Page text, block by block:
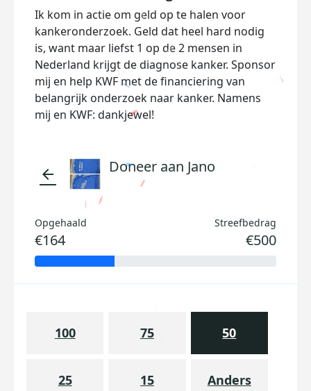
Ik kom in actie om geld op te halen voor
kankeronderzoek. Geld dat heel hard nodig
is, want maar liefst 1 op de 2 mensen in
Nederland krijgt de diagnose kanker. Sponsor
mij en help KWF met de financiering van
belangrijk onderzoek naar kanker. Namens
mij en KWF: dankjewel!
arrow_back Doneer aan Jano
Opgehaald
€164
Streefbedrag
€500
100 75 50
25 15 Anders